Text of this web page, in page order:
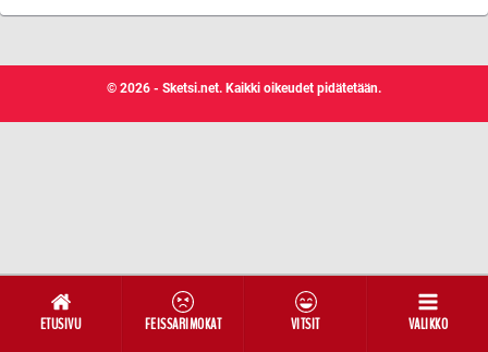
ETUSIVU FEISSARIMOKAT VITSIT VALIKKO
© 2026 - Sketsi.net. Kaikki oikeudet pidätetään.